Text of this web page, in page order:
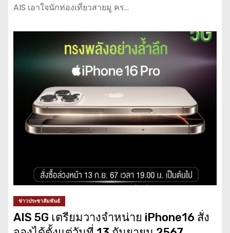
AIS เอาใจนักท่องเที่ยวสายมู คร…
ข่าวประชาสัมพันธ์
AIS 5G เตรียมวางจำหน่าย iPhone16 สั่ง